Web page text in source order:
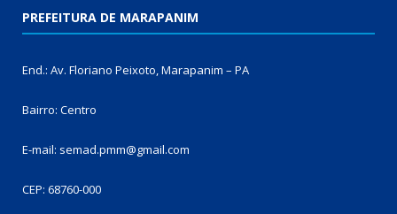
PREFEITURA DE MARAPANIM
End.: Av. Floriano Peixoto, Marapanim – PA
Bairro: Centro
E-mail: semad.pmm@gmail.com
CEP: 68760-000